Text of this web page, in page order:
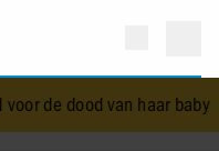
de dood van haar baby